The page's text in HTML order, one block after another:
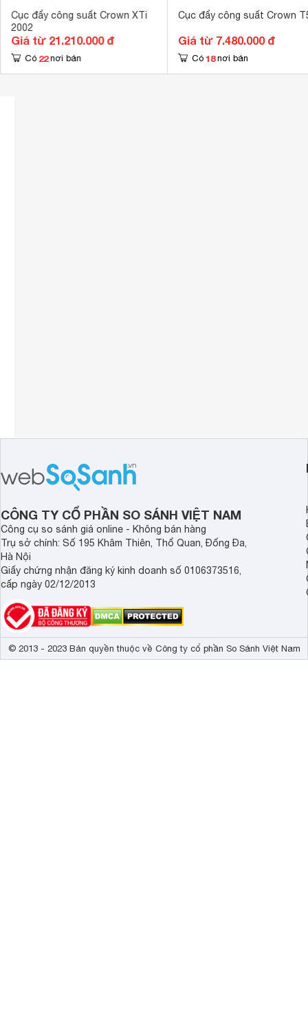
Cục đẩy công suất Crown XTi
2002
Giá từ 21.210.000 đ
Có 22 nơi bán
Cục đẩy công suất Crown
Giá từ 7.480.000 đ
Có 18 nơi bán
CÔNG TY CỔ PHẦN SO SÁNH VIỆT NAM
Công cụ so sánh giá online - Không bán hàng
Trụ sở chính: Số 195 Khâm Thiên, Thổ Quan, Đống Đa,
Hà Nội
Giấy chứng nhận đăng ký kinh doanh số 0106373516,
cấp ngày 02/12/2013
© 2013 - 2023 Bản quyền thuộc về Công ty cổ phần So Sánh Việt Nam